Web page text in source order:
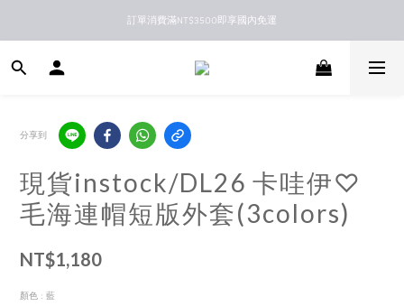
新馬港澳順豐到付配送
訂單消費滿NT$3500即享國內免運
新馬港澳順豐到付配送
分享到
現貨instock/DL26 卡哇伊♡
毛海連帽短版外套(3colors)
NT$1,180
顏色 : 藍